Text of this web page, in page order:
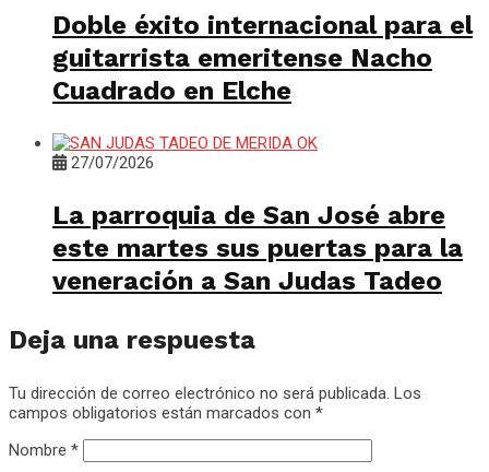
Doble éxito internacional para el
guitarrista emeritense Nacho
Cuadrado en Elche
27/07/2026
La parroquia de San José abre
este martes sus puertas para la
veneración a San Judas Tadeo
Deja una respuesta
Tu dirección de correo electrónico no será publicada. Los
campos obligatorios están marcados con *
Nombre *